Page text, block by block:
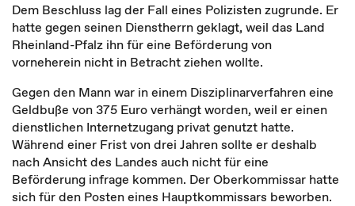
Dem Beschluss lag der Fall eines Polizisten zugrunde. Er
hatte gegen seinen Dienstherrn geklagt, weil das Land
Rheinland-Pfalz ihn für eine Beförderung von
vorneherein nicht in Betracht ziehen wollte.
Gegen den Mann war in einem Disziplinarverfahren eine
Geldbuße von 375 Euro verhängt worden, weil er einen
dienstlichen Internetzugang privat genutzt hatte.
Während einer Frist von drei Jahren sollte er deshalb
nach Ansicht des Landes auch nicht für eine
Beförderung infrage kommen. Der Oberkommissar hatte
sich für den Posten eines Hauptkommissars beworben.